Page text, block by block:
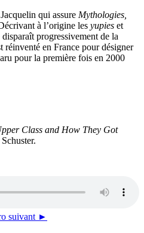
qui assure Mythologies,
à l’origine les yupies et
progressivement de la
réinventé en France pour désigner
pour la première fois en 2000
Class and How They Got
suivant ►